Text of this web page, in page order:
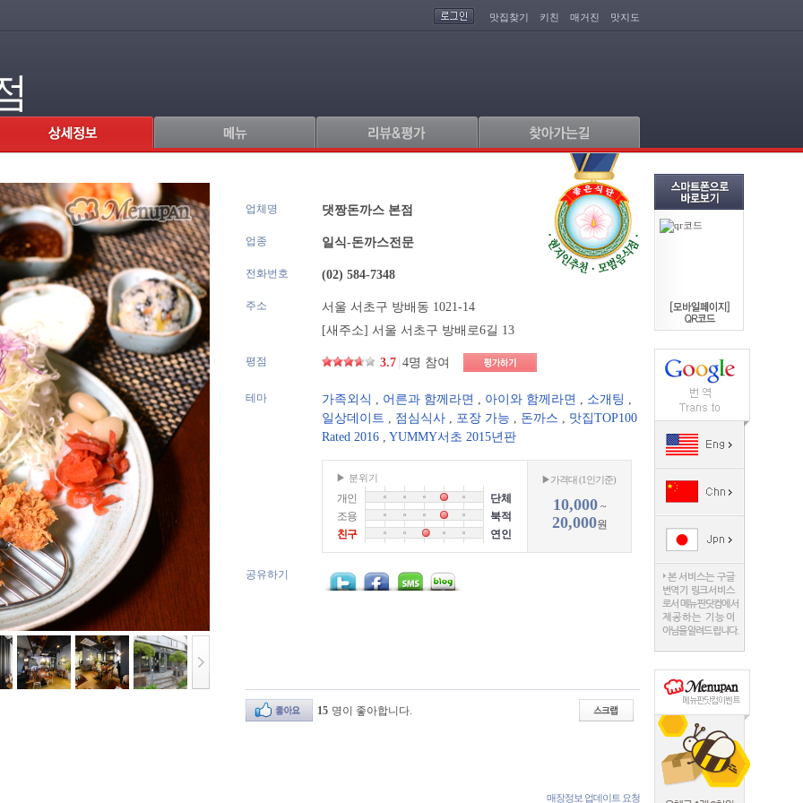
맛집찾기 키친 매거진 맛지도
업체명 댓짱돈까스 본점
업종 일식-돈까스전문
전화번호 (02) 584-7348
주소
서울 서초구 방배동 1021-14
[새주소] 서울 서초구 방배로6길 13
평점 3.7 4명 참여
테마 가족외식 , 어른과 함께라면 , 아이와 함께라면 , 소개팅 ,
일상데이트 , 점심식사 , 포장 가능 , 돈까스 , 맛집TOP100
Rated 2016 , YUMMY서초 2015년판
▶ 분위기
개인
단체
조용
북적
친구
연인
▶가격대 (1인기준)
10,000~
20,000원
공유하기
15 명이 좋아합니다.
매장정보 업데이트 요청